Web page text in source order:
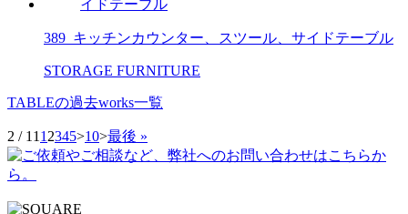
389_キッチンカウンター、スツール、サイドテーブル
STORAGE FURNITURE
TABLEの過去works一覧
2 / 11 1 2345>10>最後 »